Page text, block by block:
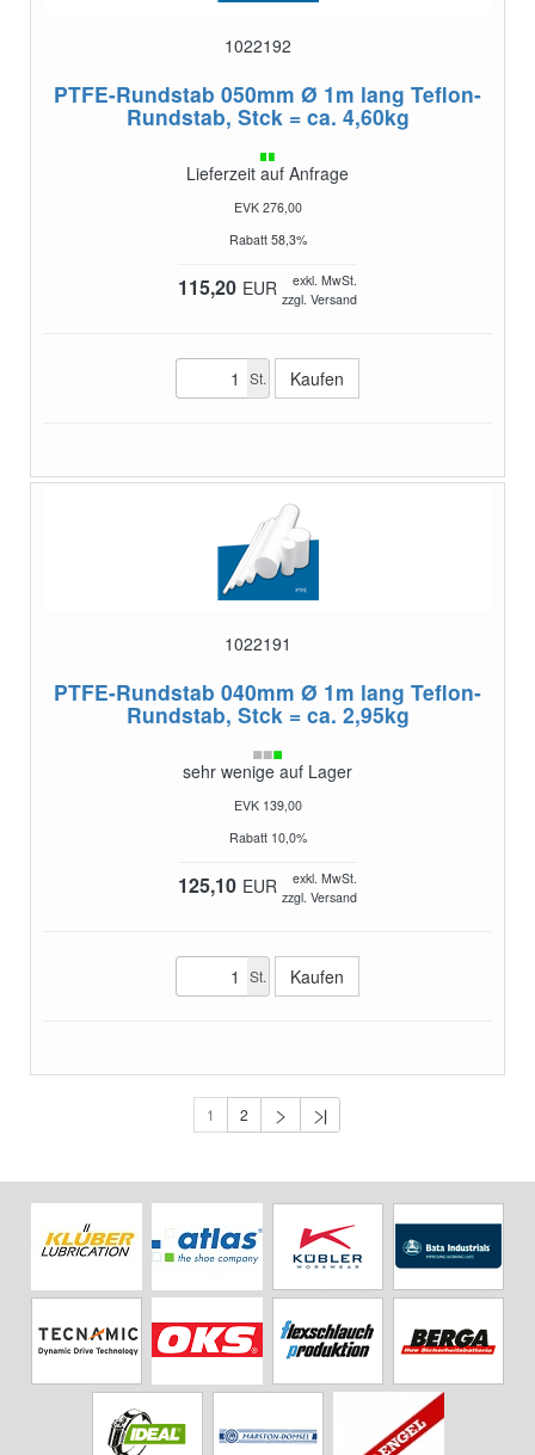
1022192
PTFE-Rundstab 050mm Ø 1m lang Teflon-
Rundstab, Stck = ca. 4,60kg
Lieferzeit auf Anfrage
EVK 276,00
Rabatt 58,3%
115,20 EUR
exkl. MwSt.
zzgl. Versand
St.
1022191
PTFE-Rundstab 040mm Ø 1m lang Teflon-
Rundstab, Stck = ca. 2,95kg
sehr wenige auf Lager
EVK 139,00
Rabatt 10,0%
125,10 EUR
exkl. MwSt.
zzgl. Versand
St.
1 2